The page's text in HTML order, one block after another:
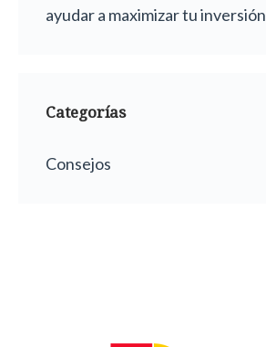
ayudar a maximizar tu inversión
Categorías
Consejos